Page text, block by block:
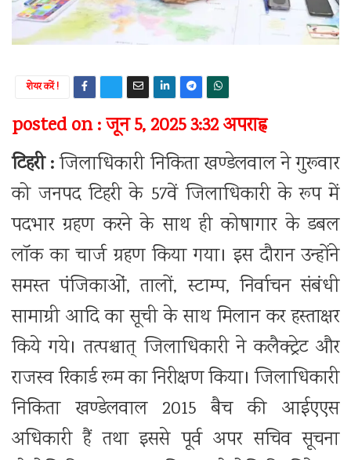
शेयर करें !
posted on : जून 5, 2025 3:32 अपराह्न
टिहरी :जिलाधिकारी निकिता खण्डेलवाल ने गुरूवार
को जनपद टिहरी के 57वें जिलाधिकारी के रूप में
पदभार ग्रहण करने के साथ ही कोषागार के डबल
लॉक का चार्ज ग्रहण किया गया। इस दौरान उन्होंने
समस्त पंजिकाओं, तालों, स्टाम्प, निर्वाचन संबंधी
सामाग्री आदि का सूची के साथ मिलान कर हस्ताक्षर
किये गये। तत्पश्चात् जिलाधिकारी ने कलैक्ट्रेट और
राजस्व रिकार्ड रूम का निरीक्षण किया। जिलाधिकारी
निकिता खण्डेलवाल 2015 बैच की आईएएस
अधिकारी हैं तथा इससे पूर्व अपर सचिव सूचना